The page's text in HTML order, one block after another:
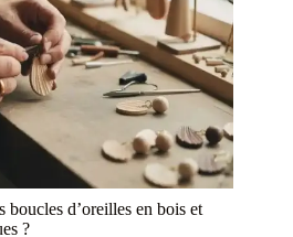
boucles d’oreilles en bois et
?